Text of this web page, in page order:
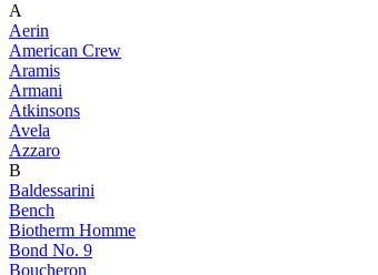
A
Aerin
American Crew
Aramis
Armani
Atkinsons
Avela
Azzaro
B
Baldessarini
Bench
Biotherm Homme
Bond No. 9
Boucheron